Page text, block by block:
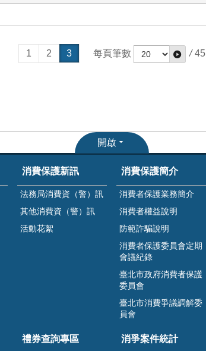
1 2 3 每頁筆數 / 45
開啟
消費保護新訊
法務局消費資（警）訊
其他消費資（警）訊
活動花絮
消費保護簡介
消費者保護業務簡介
消費者權益說明
防範詐騙說明
消費者保護委員會定期
會議紀錄
臺北市政府消費者保護
委員會
臺北市消費爭議調解委
員會
禮券查詢專區 消爭案件統計